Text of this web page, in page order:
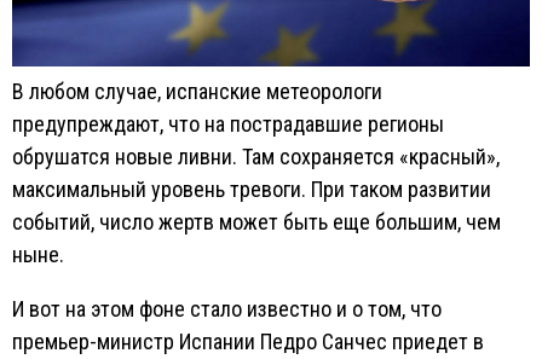
В любом случае, испанские метеорологи
предупреждают, что на пострадавшие регионы
обрушатся новые ливни. Там сохраняется «красный»,
максимальный уровень тревоги. При таком развитии
событий, число жертв может быть еще большим, чем
ныне.
И вот на этом фоне стало известно и о том, что
премьер-министр Испании Педро Санчес приедет в